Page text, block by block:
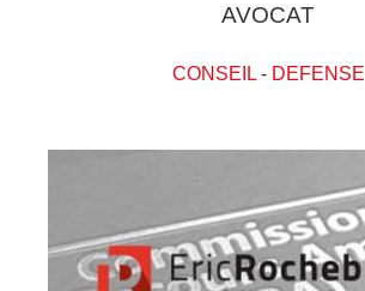
AVOCAT
CONSEIL- DEFENSE